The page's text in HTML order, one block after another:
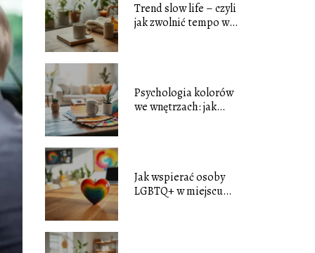
Trend slow life – czyli
jak zwolnić tempo w
Psychologia kolorów
we wnętrzach: jak
Jak wspierać osoby
LGBTQ+ w miejscu